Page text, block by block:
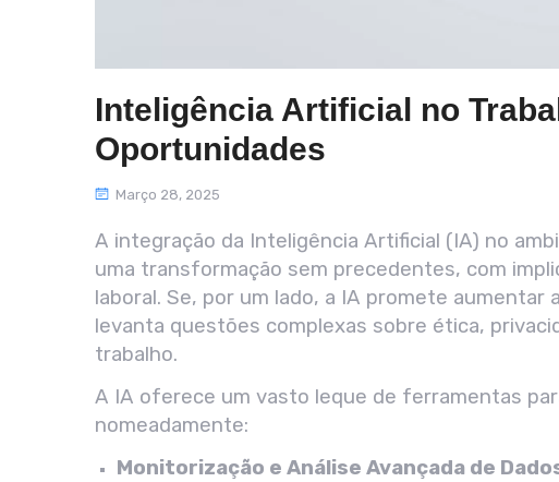
Inteligência Artificial no
Oportunidades
Março 28, 2025
A integração da Inteligência Artificial (IA) no
uma transformação sem precedentes, com
laboral. Se, por um lado, a IA promete
levanta questões complexas sobre ética,
trabalho.
A IA oferece um vasto leque de ferramentas
nomeadamente:
Monitorização e Análise Avançada de